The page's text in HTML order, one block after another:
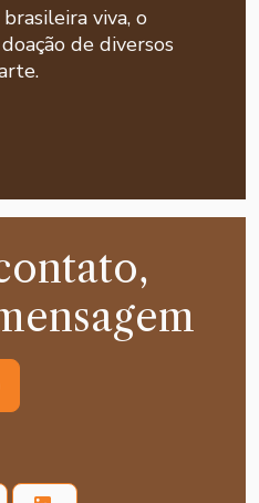
viva, o
de diversos